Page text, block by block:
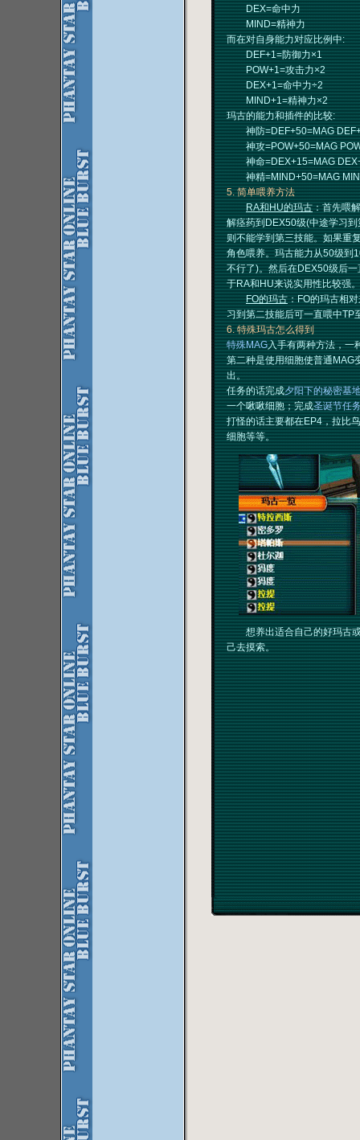
DEX=命中力
MIND=精神力
而在对自身能力对应比例中:
DEF+1=防御力×1
POW+1=攻击力×2
DEX+1=命中力÷2
MIND+1=精神力×2
玛古的能力和插件的比较:
神防=DEF+50=MAG
神攻=POW+50=MAG
神命=DEX+15=MAG
神精=MIND+50=MAG
5. 简单喂养方法
RA和HU的玛古：首先喂
解痉药到DEX50级(中途学习
则不能学到第三技能。如果重
角色喂养。玛古能力从50级到
不行了)。然后在DEX50级后
于RA和HU来说实用性比较强。
FO的玛古：FO的玛古相
习到第二技能后可一直喂中TP
6. 特殊玛古怎么得到
特殊MAG入手有两种方法，一
第二种是使用细胞使普通MAG
出。
任务的话完成夕阳下的秘密基
一个啾啾细胞；完成圣诞节任
打怪的话主要都在EP4，拉比
细胞等等。
想养出适合自己的好玛古或
己去摸索。